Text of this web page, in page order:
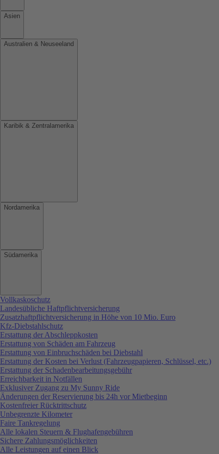
Asien
Australien & Neuseeland
Karibik & Zentralamerika
Nordamerika
Südamerika
Vollkaskoschutz
Landesübliche Haftpflichtversicherung
Zusatzhaftpflichtversicherung in Höhe von 10 Mio. Euro
Kfz-Diebstahlschutz
Erstattung der Abschleppkosten
Erstattung von Schäden am Fahrzeug
Erstattung von Einbruchschäden bei Diebstahl
Erstattung der Kosten bei Verlust (Fahrzeugpapieren, Schlüssel, etc.)
Erstattung der Schadenbearbeitungsgebühr
Erreichbarkeit in Notfällen
Exklusiver Zugang zu My Sunny Ride
Änderungen der Reservierung bis 24h vor Mietbeginn
Kostenfreier Rücktrittschutz
Unbegrenzte Kilometer
Faire Tankregelung
Alle lokalen Steuern & Flughafengebühren
Sichere Zahlungsmöglichkeiten
Alle Leistungen auf einen Blick